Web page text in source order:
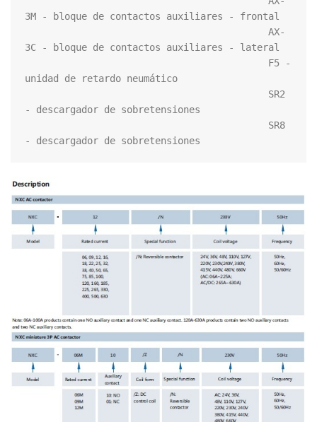
3M - bloque de contactos auxiliares - frontal
3C - bloque de contactos auxiliares - lateral
unidad de retardo neumático
- descargador de sobretensiones
- descargador de sobretensiones